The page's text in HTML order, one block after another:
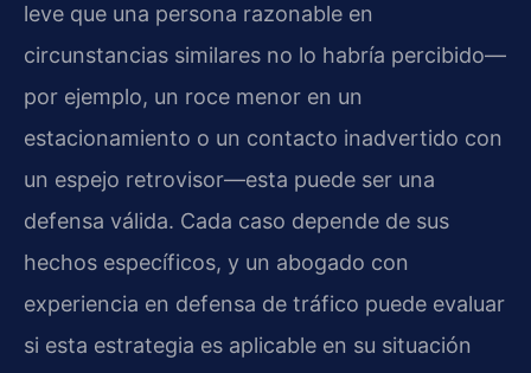
leve que una persona razonable en
circunstancias similares no lo habría percibido—
por ejemplo, un roce menor en un
estacionamiento o un contacto inadvertido con
un espejo retrovisor—esta puede ser una
defensa válida. Cada caso depende de sus
hechos específicos, y un abogado con
experiencia en defensa de tráfico puede evaluar
si esta estrategia es aplicable en su situación